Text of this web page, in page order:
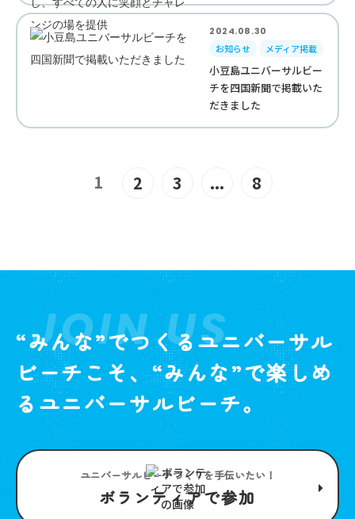
2024.08.30
お知らせ
メディア掲載
小豆島ユニバーサルビー
チを四国新聞で掲載いた
だきました
1 2 3 ... 8
JOIN US
“みんな”でつくるユニバーサル
ビーチこそ、“みんな”で楽しめ
るユニバーサルビーチ。
ユニバーサルビーチつくりを手伝いたい！
ボランティアで参加